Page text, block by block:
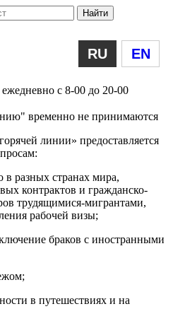
RU EN
временно не принимаются
линии» предоставляется
в разных странах мира,
контрактов и гражданско-
трудящимися-мигрантами,
рабочей визы;
браков с иностранными
в путешествиях и на